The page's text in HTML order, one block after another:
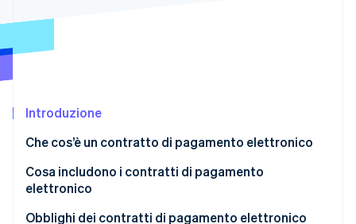
Radar
Rimozione del carbonio
Identity
Verifica online dell'identità
Introduzione
Che cos’è un contratto di pagamento elettronico
Parti che stipulano un contratto di pagamento
elettronico
Attività che utilizzano i contratti di pagamento
Cosa includono i contratti di pagamento
elettronico
Obblighi dei contratti di pagamento elettronico